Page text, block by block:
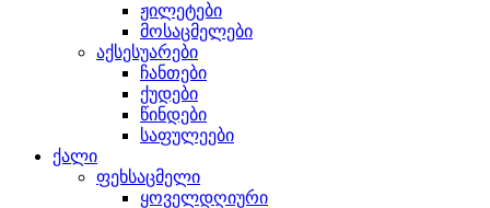
ჟილეტები
მოსაცმელები
აქსესუარები
ჩანთები
ქუდები
წინდები
საფულეები
ქალი
ფეხსაცმელი
ყოველდღიური